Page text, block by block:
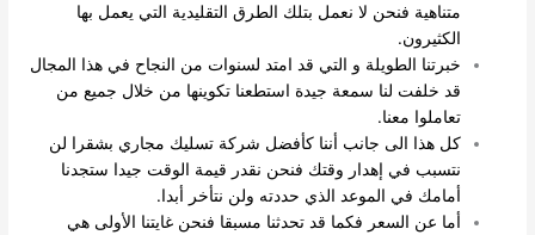
متناهية فنحن لا نعمل بتلك الطرق التقليدية التي يعمل بها
الكثيرون.
خبرتنا الطويلة و التي قد امتد لسنوات من النجاح في هذا المجال
قد خلفت لنا سمعة جيدة استطعنا تكوينها من خلال جميع من
تعاملوا معنا.
كل هذا الى جانب أننا كأفضل شركة تسليك مجاري بشقرا لن
نتسبب في إهدار وقتك فنحن نقدر قيمة الوقت جيدا ستجدنا
أمامك في الموعد الذي حددته ولن نتأخر أبدا.
أما عن السعر فكما قد تحدثنا مسبقا فنحن غايتنا الأولى هي